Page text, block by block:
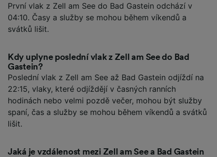
První vlak z Zell am See do Bad Gastein odchází v
04:10. Časy a služby se mohou během víkendů a
svátků lišit.
Kdy uplyne poslední vlak z Zell am See do Bad
Gastein?
Poslední vlak z Zell am See až Bad Gastein odjíždí na
22:15, vlaky, které odjíždějí v časných ranních
hodinách nebo velmi pozdě večer, mohou být služby
spaní, čas a služby se mohou během víkendů a svátků
lišit.
Jaká je vzdálenost mezi Zell am See a Bad Gastein